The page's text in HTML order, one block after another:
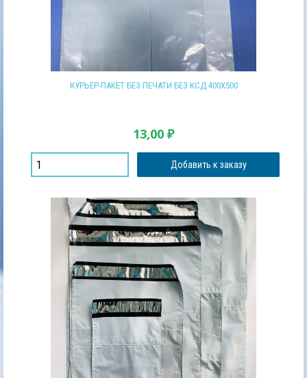
КУРЬЕР-ПАКЕТ БЕЗ ПЕЧАТИ БЕЗ КСД 400Х500
13,00 ₽
Добавить к заказу